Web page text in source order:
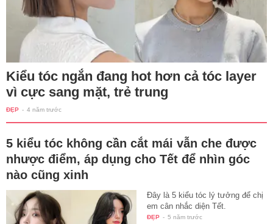
Kiểu tóc ngắn đang hot hơn cả tóc layer
vì cực sang mặt, trẻ trung
ĐẸP - 4 năm trước
5 kiểu tóc không cần cắt mái vẫn che được
nhược điểm, áp dụng cho Tết để nhìn góc
nào cũng xinh
Đây là 5 kiểu tóc lý tưởng để chị
em cân nhắc diện Tết.
ĐẸP - 5 năm trước